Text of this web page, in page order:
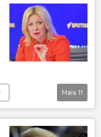
Mais 11